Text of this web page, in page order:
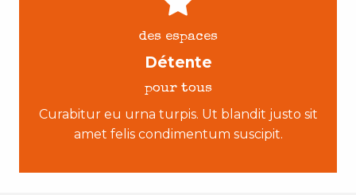
des espaces
Détente
pour tous
Curabitur eu urna turpis. Ut blandit justo sit
amet felis condimentum suscipit.